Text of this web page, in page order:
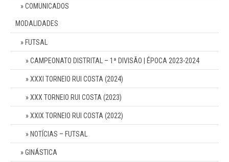
COMUNICADOS
MODALIDADES
FUTSAL
CAMPEONATO DISTRITAL – 1ª DIVISÃO | ÉPOCA 2023-2024
XXXI TORNEIO RUI COSTA (2024)
XXX TORNEIO RUI COSTA (2023)
XXIX TORNEIO RUI COSTA (2022)
NOTÍCIAS – FUTSAL
GINÁSTICA